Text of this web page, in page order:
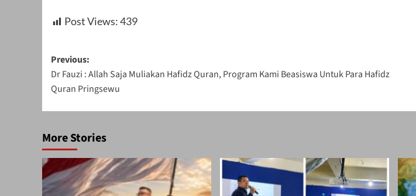
Post Views:439
Post
navigation
Previous:
Dr Fauzi : Allah Saja Muliakan Hafidz Quran, Program Kami Beasiswa Untuk Para Hafidz
Quran Pringsewu
More Stories